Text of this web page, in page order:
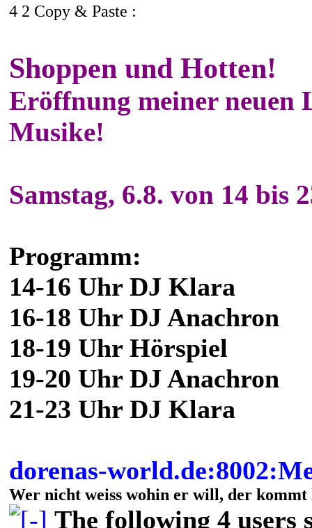
4 2 Copy & Paste :
Shoppen und Hotten!
Eröffnung meiner neuen
Musike!
Samstag, 6.8. von 14 bis
Programm:
14-16 Uhr DJ Klara
16-18 Uhr DJ Anachron
18-19 Uhr Hörspiel
19-20 Uhr DJ Anachron
21-23 Uhr DJ Klara
dorenas-
Wer nicht weiss wohin er will, der kommt
The following 4 users